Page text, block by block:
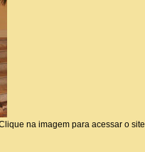
na imagem para acessar o site